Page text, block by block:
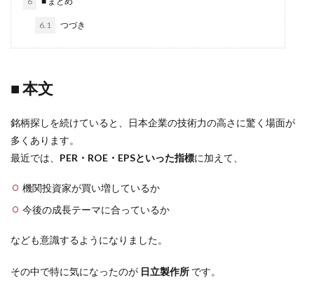
6.1 つづき
■ 本文
銘柄探しを続けていると、日本企業の技術力の高さに驚く場面が
多くあります。
最近では、 PER・ROE・EPSといった指標に加えて、
機関投資家が買い増しているか
今後の成長テーマに合っているか
なども意識するようになりました。
その中で特に気になったのが 日立製作所 です。